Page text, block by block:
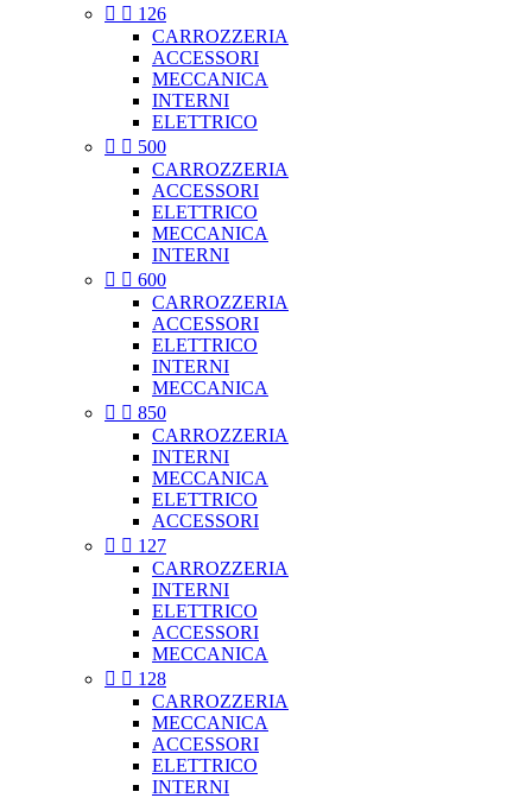
  126
CARROZZERIA
ACCESSORI
MECCANICA
INTERNI
ELETTRICO
  500
CARROZZERIA
ACCESSORI
ELETTRICO
MECCANICA
INTERNI
  600
CARROZZERIA
ACCESSORI
ELETTRICO
INTERNI
MECCANICA
  850
CARROZZERIA
INTERNI
MECCANICA
ELETTRICO
ACCESSORI
  127
CARROZZERIA
INTERNI
ELETTRICO
ACCESSORI
MECCANICA
  128
CARROZZERIA
MECCANICA
ACCESSORI
ELETTRICO
INTERNI